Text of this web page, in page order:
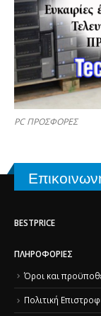
PC ΠΡΟΣΦΟΡΕΣ
BESTPRICE
ΠΛΗΡΟΦΟΡΊΕΣ
Όροι και
Πολιτική